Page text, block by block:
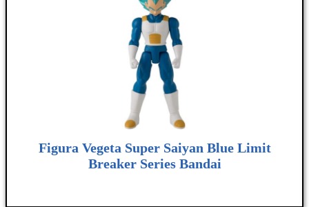
Figura Vegeta Super Saiyan Blue Limit
Breaker Series Bandai